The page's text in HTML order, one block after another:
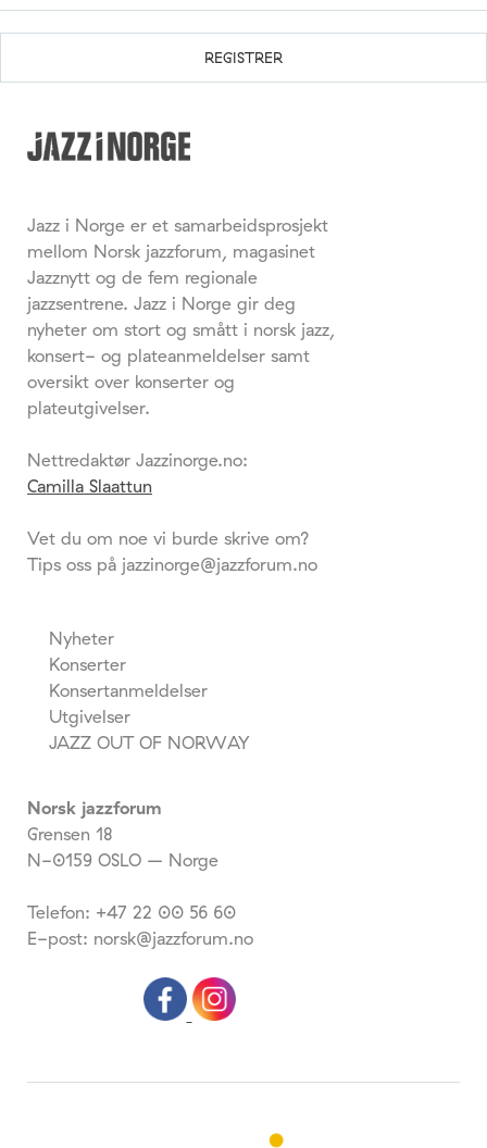
Jazz i Norge er et samarbeidsprosjekt
mellom Norsk jazzforum, magasinet
Jazznytt og de fem regionale
jazzsentrene. Jazz i Norge gir deg
nyheter om stort og smått i norsk jazz,
konsert- og plateanmeldelser samt
oversikt over konserter og
plateutgivelser.
Nettredaktør Jazzinorge.no:
Camilla Slaattun
Vet du om noe vi burde skrive om?
Tips oss på jazzinorge@jazzforum.no
Nyheter
Konserter
Konsertanmeldelser
Utgivelser
JAZZ OUT OF NORWAY
Norsk jazzforum
Grensen 18
N-0159 OSLO – Norge
Telefon: +47 22 00 56 60
E-post: norsk@jazzforum.no